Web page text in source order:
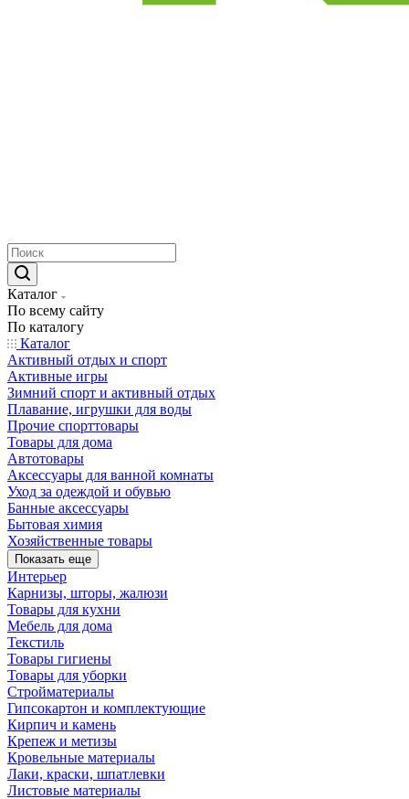
Каталог
По всему сайту
По каталогу
Каталог
Активный отдых и спорт
Активные игры
Зимний спорт и активный отдых
Плавание, игрушки для воды
Прочие спорттовары
Товары для дома
Автотовары
Аксессуары для ванной комнаты
Уход за одеждой и обувью
Банные аксессуары
Бытовая химия
Хозяйственные товары
Показать еще
Интерьер
Карнизы, шторы, жалюзи
Товары для кухни
Мебель для дома
Текстиль
Товары гигиены
Товары для уборки
Стройматериалы
Гипсокартон и комплектующие
Кирпич и камень
Крепеж и метизы
Кровельные материалы
Лаки, краски, шпатлевки
Листовые материалы